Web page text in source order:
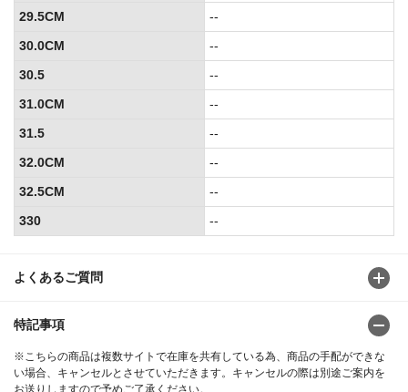
よくあるご質問
特記事項
※こちらの商品は複数サイトで在庫を共有している為、商品の手配ができな
い場合、キャンセルとさせていただきます。キャンセルの際は別途ご案内を
お送りしますので予めご了承ください。
29.5CM
--
30.0CM
--
30.5
--
31.0CM
--
31.5
--
32.0CM
--
32.5CM
--
330
--